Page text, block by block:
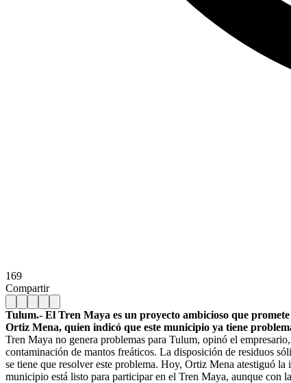
169
Compartir
Tulum.- El Tren Maya es un proyecto ambicioso que
Ortiz Mena, quien indicó que este municipio ya tiene
Tren Maya no genera problemas para Tulum, opinó el
contaminación de mantos freáticos. La disposición de residuos
se tiene que resolver este problema. Hoy, Ortiz Mena atestiguó
municipio está listo para participar en el Tren Maya, aunque con